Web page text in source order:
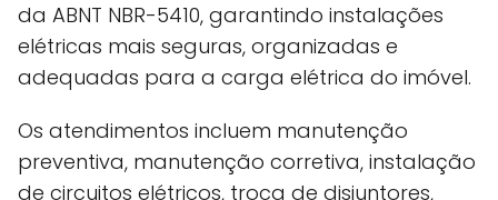
da ABNT NBR-5410, garantindo instalações
elétricas mais seguras, organizadas e
adequadas para a carga elétrica do imóvel.
Os atendimentos incluem manutenção
preventiva, manutenção corretiva, instalação
de circuitos elétricos, troca de disjuntores,